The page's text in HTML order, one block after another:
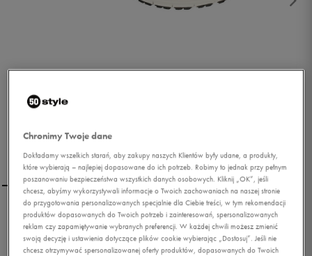
NIKE REVOLUTION EXT
Chronimy Twoje dane
Dokładamy wszelkich starań, aby zakupy naszych Klientów były udane, a produkty,
które wybierają – najlepiej dopasowane do ich potrzeb. Robimy to jednak przy pełnym
poszanowaniu bezpieczeństwa wszystkich danych osobowych. Kliknij „OK”, jeśli
chcesz, abyśmy wykorzystywali informacje o Twoich zachowaniach na naszej stronie
do przygotowania personalizowanych specjalnie dla Ciebie treści, w tym rekomendacji
produktów dopasowanych do Twoich potrzeb i zainteresowań, spersonalizowanych
reklam czy zapamiętywanie wybranych preferencji. W każdej chwili możesz zmienić
swoją decyzję i ustawienia dotyczące plików cookie wybierając „Dostosuj”. Jeśli nie
chcesz otrzymywać spersonalizowanej oferty produktów, dopasowanych do Twoich